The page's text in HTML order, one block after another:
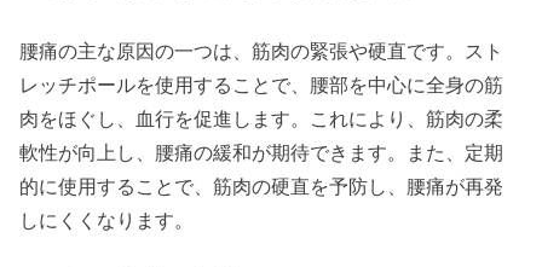
腰痛の主な原因の一つは、筋肉の緊張や硬直です。スト
レッチポールを使用することで、腰部を中心に全身の筋
肉をほぐし、血行を促進します。これにより、筋肉の柔
軟性が向上し、腰痛の緩和が期待できます。また、定期
的に使用することで、筋肉の硬直を予防し、腰痛が再発
しにくくなります。